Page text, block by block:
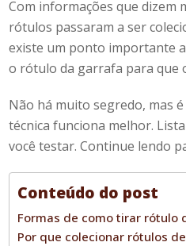
Com informações que dizem
rótulos passaram a ser
existe um ponto importante
o rótulo da garrafa para que
Não há muito segredo, mas
técnica funciona melhor.
você testar. Continue lendo
Conteúdo do post
Formas de como tirar rótulo
Por que colecionar rótulos